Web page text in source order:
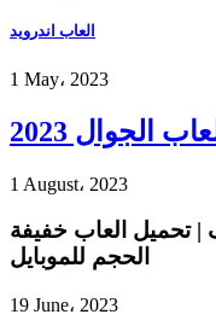
العاب اندرويد
1 May، 2023
1 August، 2023
| تحميل العاب خفيفة
الحجم للموبايل
19 June، 2023